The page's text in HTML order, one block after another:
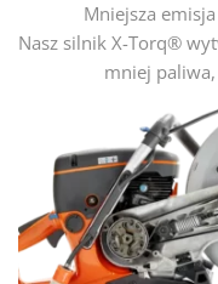
Mniejsza
Nasz silnik X-Torq®
mniej